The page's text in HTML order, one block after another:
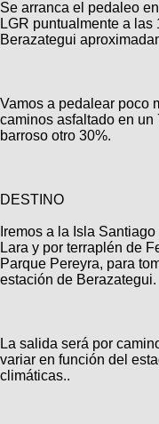
triatlon
De
Enduro
Fotos
DÃA
CANJE
Mi
Compras
Mis
MecÃ¡nica
Robadas
Calendario
de
cicloturismo
Foro
de
Ãšltimos
Buscar
Actividad
de
Se arranca el pedaleo
LGR puntualmente a
Berazategui
Vamos a pedalear poco
caminos asfaltado en
barroso otro 30%.
DESTINO
Iremos a la Isla
Lara y por terraplén de
Parque Pereyra, para
estación de Berazategui.
La salida será por
variar en función del
climáticas..